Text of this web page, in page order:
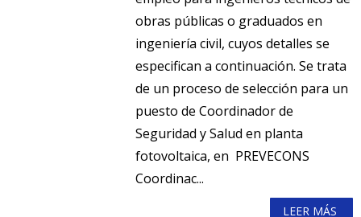
obras públicas o graduados en
ingeniería civil, cuyos detalles se
especifican a continuación. Se trata
de un proceso de selección para un
puesto de Coordinador de
Seguridad y Salud en planta
fotovoltaica, en PREVECONS
Coordinac...
LEER MÁS